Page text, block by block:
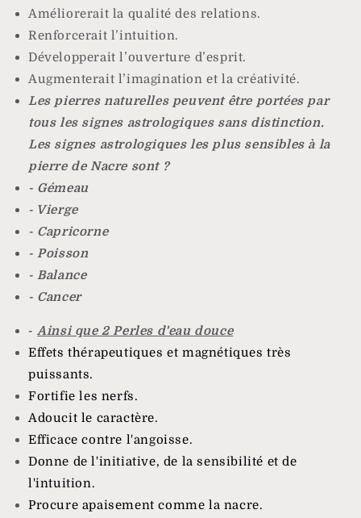
Améliorerait la qualité des relations.
Renforcerait l’intuition.
Développerait l’ouverture d’esprit.
Augmenterait l’imagination et la créativité.
Les pierres naturelles peuvent être portées par
tous les signes astrologiques sans distinction.
Les signes astrologiques les plus sensibles à la
pierre de Nacre sont ?
- Gémeau
- Vierge
- Capricorne
- Poisson
- Balance
- Cancer
-Ainsi que 2 Perles d'eau douce
Effets thérapeutiques et magnétiques très
puissants.
Fortifie les nerfs.
Adoucit le caractère.
Efficace contre l'angoisse.
Donne de l'initiative, de la sensibilité et de
l'intuition.
Procure apaisement comme la nacre.